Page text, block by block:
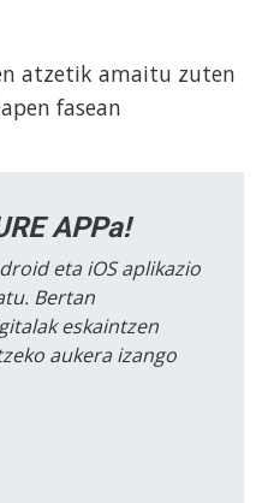
atzetik amaitu zuten
fasean
APPa!
eta iOS aplikazio
Bertan
eskaintzen
aukera izango